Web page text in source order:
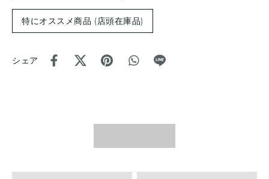
特にオススメ商品 (店頭在庫品)
シェア